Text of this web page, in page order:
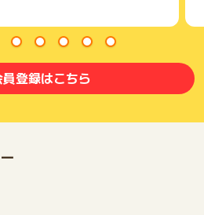
登録はこちら